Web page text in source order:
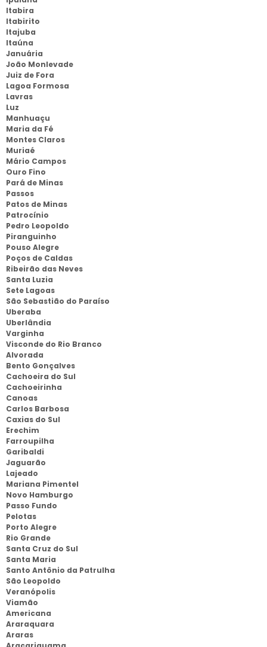
Itabira
Itabirito
Itajuba
Itaúna
Januária
João Monlevade
Juiz de Fora
Lagoa Formosa
Lavras
Luz
Manhuaçu
Maria da Fé
Montes Claros
Muriaé
Mário Campos
Ouro Fino
Pará de Minas
Passos
Patos de Minas
Patrocínio
Pedro Leopoldo
Piranguinho
Pouso Alegre
Poços de Caldas
Ribeirão das Neves
Santa Luzia
Sete Lagoas
São Sebastião do Paraíso
Uberaba
Uberlândia
Varginha
Visconde do Rio Branco
Alvorada
Bento Gonçalves
Cachoeira do Sul
Cachoeirinha
Canoas
Carlos Barbosa
Caxias do Sul
Erechim
Farroupilha
Garibaldi
Jaguarão
Lajeado
Mariana Pimentel
Novo Hamburgo
Passo Fundo
Pelotas
Porto Alegre
Rio Grande
Santa Cruz do Sul
Santa Maria
Santo Antônio da Patrulha
São Leopoldo
Veranópolis
Viamão
Americana
Araraquara
Araras